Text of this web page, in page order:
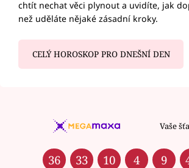
chtít nechat věci plynout a uvidíte, jak
než uděláte nějaké zásadní kroky.
CELÝ HOROSKOP PRO DNEŠNÍ DEN
Vaše
36 33 10 4 9